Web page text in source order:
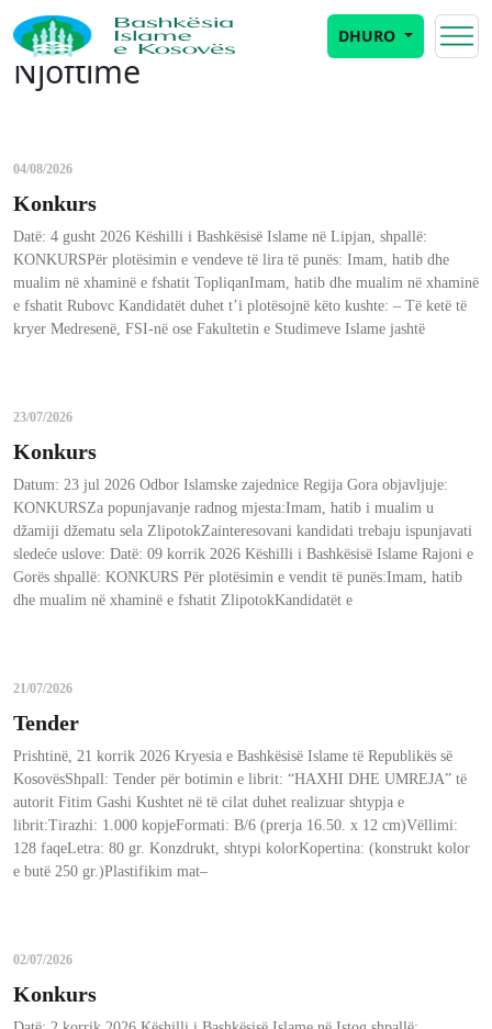
DHURO
Njoftime
04/08/2026
Konkurs
Datë: 4 gusht 2026 Këshilli i Bashkësisë Islame në Lipjan, shpallë:
KONKURSPër plotësimin e vendeve të lira të punës: Imam, hatib dhe
mualim në xhaminë e fshatit TopliqanImam, hatib dhe mualim në xhaminë
e fshatit Rubovc Kandidatët duhet t’i plotësojnë këto kushte: – Të ketë të
kryer Medresenë, FSI-në ose Fakultetin e Studimeve Islame jashtë
23/07/2026
Konkurs
Datum: 23 jul 2026 Odbor Islamske zajednice Regija Gora objavljuje:
KONKURSZa popunjavanje radnog mjesta:Imam, hatib i mualim u
džamiji džematu sela ZlipotokZainteresovani kandidati trebaju ispunjavati
sledeće uslove: Datë: 09 korrik 2026 Këshilli i Bashkësisë Islame Rajoni e
Gorës shpallë: KONKURS Për plotësimin e vendit të punës:Imam, hatib
dhe mualim në xhaminë e fshatit ZlipotokKandidatët e
21/07/2026
Tender
Prishtinë, 21 korrik 2026 Kryesia e Bashkësisë Islame të Republikës së
KosovësShpall: Tender për botimin e librit: “HAXHI DHE UMREJA” të
autorit Fitim Gashi Kushtet në të cilat duhet realizuar shtypja e
librit:Tirazhi: 1.000 kopjeFormati: B/6 (prerja 16.50. x 12 cm)Vëllimi:
128 faqeLetra: 80 gr. Konzdrukt, shtypi kolorKopertina: (konstrukt kolor
e butë 250 gr.)Plastifikim mat–
02/07/2026
Konkurs